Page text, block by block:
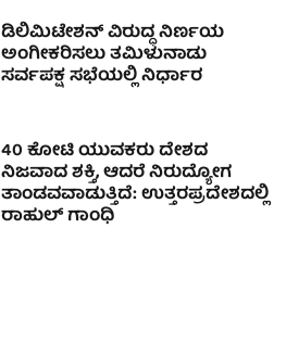
ಡಿಲಿಮಿಟೇಶನ್ ವಿರುದ್ಧ ನಿರ್ಣಯ
ಅಂಗೀಕರಿಸಲು ತಮಿಳುನಾಡು
ಸರ್ವಪಕ್ಷ ಸಭೆಯಲ್ಲಿ ನಿರ್ಧಾರ
40 ಕೋಟಿ ಯುವಕರು ದೇಶದ
ನಿಜವಾದ ಶಕ್ತಿ, ಆದರೆ ನಿರುದ್ಯೋಗ
ತಾಂಡವವಾಡುತ್ತಿದೆ: ಉತ್ತರಪ್ರದೇಶದಲ್ಲಿ
ರಾಹುಲ್ ಗಾಂಧಿ